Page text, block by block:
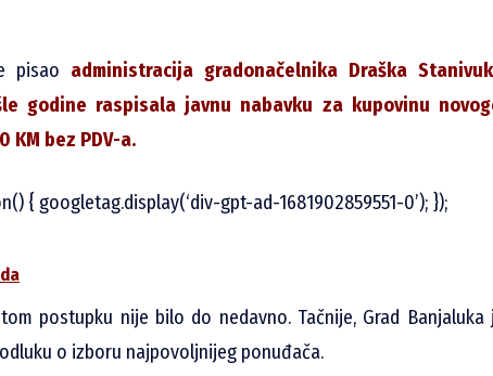
pisao administracija gradonačelnika Draška
godine raspisala javnu nabavku za kupovinu
bez PDV-a.
{ googletag.display(‘div-gpt-ad-1681902859551-0’); });
postupku nije bilo do nedavno. Tačnije, Grad Banjaluka
o izboru najpovoljnijeg ponuđača.